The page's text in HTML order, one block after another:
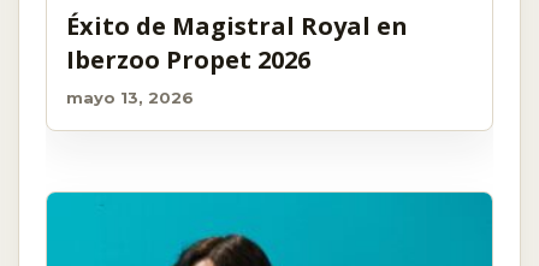
Éxito de Magistral Royal en
Iberzoo Propet 2026
mayo 13, 2026